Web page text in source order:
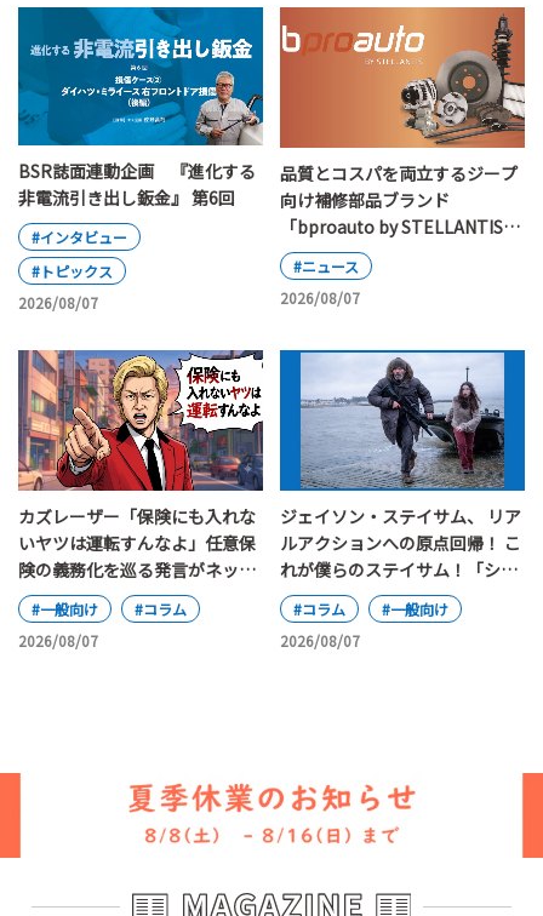
BSR誌面連動企画 『進化する
非電流引き出し鈑金』 第6回
#インタビュー
#トピックス
2026/08/07
品質とコスパを両立するジープ
向け補修部品ブランド
「bproauto by STELLANTIS」
が日本上陸
#ニュース
2026/08/07
カズレーザー「保険にも入れな
いヤツは運転すんなよ」任意保
険の義務化を巡る発言がネット
で大論争
#一般向け
#コラム
2026/08/07
ジェイソン・ステイサム、 リア
ルアクションへの原点回帰！ こ
れが僕らのステイサム！「シェ
ルター」
#コラム
#一般向け
2026/08/07